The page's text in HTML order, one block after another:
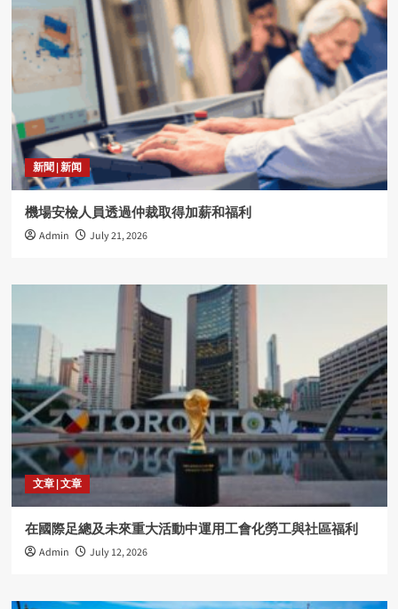
新聞 | 新闻
機場安檢人員透過仲裁取得加薪和福利
Admin July 21, 2026
文章 | 文章
在國際足總及未來重大活動中運用工會化勞工與社區福利
Admin July 12, 2026